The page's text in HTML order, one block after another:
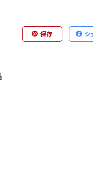
保存 シ